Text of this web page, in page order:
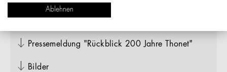
DOWNLOADS
Pressemeldung "Rückblick 200 Jahre Thonet"
Bilder
Ablehnen